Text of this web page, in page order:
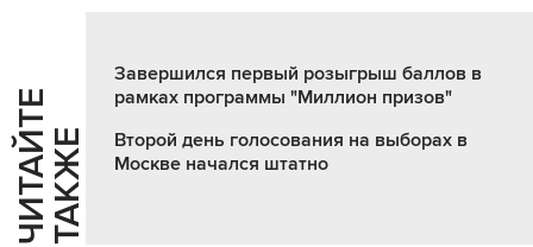
Ч
И
Т
АЙ
Т
Е
Т
А
К
ЖЕ
Завершился первый розыгрыш баллов в
рамках программы "Миллион призов"
Второй день голосования на выборах в
Москве начался штатно